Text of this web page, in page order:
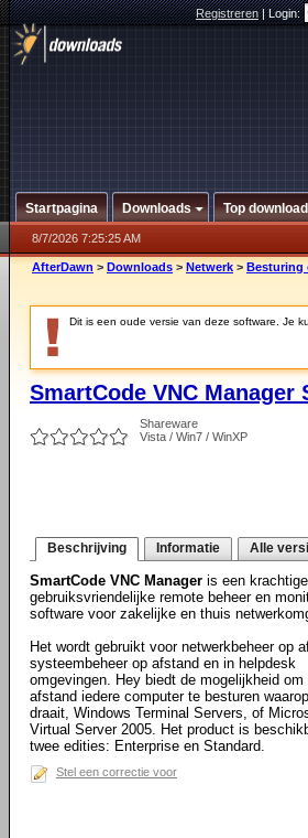
Registreren|Login:
Startpagina Downloads Top
8/7/2026 7:25:25 AM
AfterDawn > Downloads > Netwerk > Besturing
Dit is een oude versie van deze software. Je
SmartCode VNC
Shareware
Vista / Win7 / WinXP
Beschrijving Informatie Alle
SmartCode VNC Manager is een
gebruiksvriendelijke remote beheer en
software voor zakelijke en thuis
Het wordt gebruikt voor netwerkbeheer op
systeembeheer op afstand en in helpdesk
omgevingen. Hey biedt de mogelijkheid om
afstand iedere computer te besturen
draait, Windows Terminal Servers, of
Virtual Server 2005. Het product is
twee edities: Enterprise en Standard.
Stel een correctie voor